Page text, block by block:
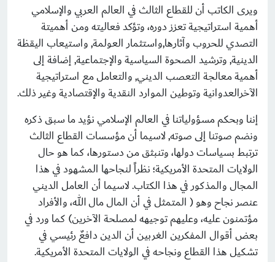
ويرى الكاتب أن للقطاع الثالث في العالم العربي والإسلامي
أهمية استراتيجية تعزز دوره، وتؤكد فعاليته ومن أهميتة
التصدي للحروب وآثارها,واستثمار العولمة, واستيعاب اليقظة
الدينية, وترشيد الصحوة السياسية والإجتماعية, إضافة إلى
أهمية معالجة التعصب الديني, والتعامل مع استراتيجية
الآخرالعدوانية وتوطين الموارد النقدية والإقتصادية وغير ذلك.
إننا وبحكم مسؤولياتنا في العالم الإسلامي نؤيد ما سبق ذكره
ونضم صوتنا إلى صوته, لاسيما أن مؤسسات القطاع الثالث
ترتبط بسياسات دولها، وتنبثق من دستورها، كما هو حال
الولايات المتحدة الأمريكية؛ نظراً لنجاحها المشهود في هذا
المجال والمذكور في هذا الكتاب. لاسيما أن العامل الديني
عنصر نجاح وهو ( المتمثل في أن المال مال الله، والأفراد
مؤتمنون عليه، وعليهم توجيهه لمصلحة الآخرين) كما ورد في
بعض أقوال المفكرين الغربين أن الدين دافعٌ رئيسي في
تشكيل هذا القطاع ونجاحه في الولايات المتحدة الأمريكية.